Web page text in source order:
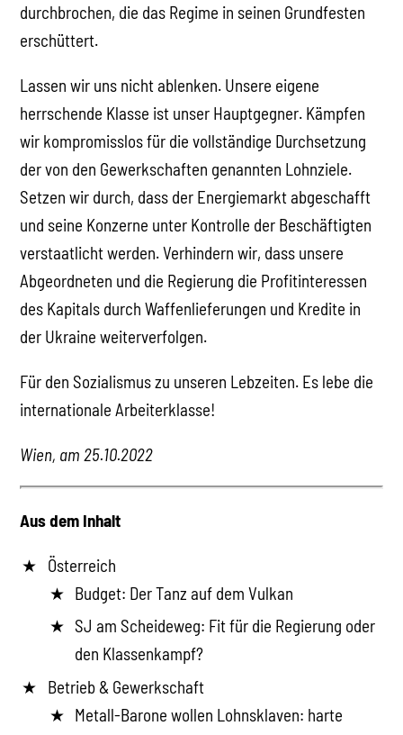
durchbrochen, die das Regime in seinen Grundfesten
erschüttert.
Lassen wir uns nicht ablenken. Unsere eigene
herrschende Klasse ist unser Hauptgegner. Kämpfen
wir kompromisslos für die vollständige Durchsetzung
der von den Gewerkschaften genannten Lohnziele.
Setzen wir durch, dass der Energiemarkt abgeschafft
und seine Konzerne unter Kontrolle der Beschäftigten
verstaatlicht werden. Verhindern wir, dass unsere
Abgeordneten und die Regierung die Profitinteressen
des Kapitals durch Waffenlieferungen und Kredite in
der Ukraine weiterverfolgen.
Für den Sozialismus zu unseren Lebzeiten. Es lebe die
internationale Arbeiterklasse!
Wien, am 25.10.2022
Aus dem Inhalt
Österreich
Budget: Der Tanz auf dem Vulkan
SJ am Scheideweg: Fit für die Regierung oder
den Klassenkampf?
Betrieb & Gewerkschaft
Metall-Barone wollen Lohnsklaven: harte